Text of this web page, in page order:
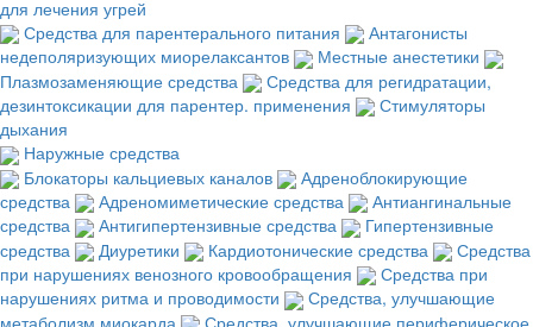
для лечения угрей
Средства для парентерального питания
Антагонисты
недеполяризующих миорелаксантов
Местные анестетики
Плазмозаменяющие средства
Средства для регидратации,
дезинтоксикации для парентер. применения
Стимуляторы
дыхания
Наружные средства
Блокаторы кальциевых каналов
Адреноблокирующие
средства
Адреномиметические средства
Антиангинальные
средства
Антигипертензивные средства
Гипертензивные
средства
Диуретики Кардиотонические средства
Средства
при нарушениях венозного кровообращения
Средства при
нарушениях ритма и проводимости
Средства, улучшающие
метаболизм миокарда
Средства, улучшающие периферическое